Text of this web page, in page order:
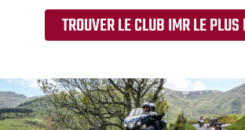
TROUVER LE CLUB IMR LE PLUS